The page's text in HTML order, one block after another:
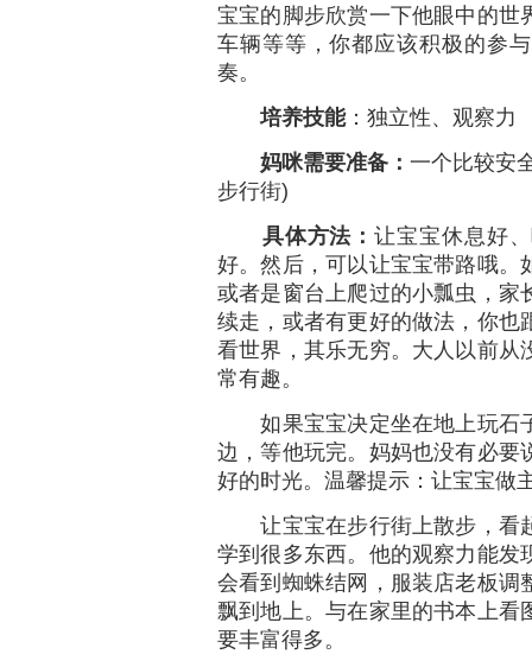
宝宝的脚步欣赏一下他眼中的世
车辆等等，你都应该积极的参
奏。
培养技能：独立性、观察力
妈咪需要准备： 一个比较安
步行街)
具体方法：让宝宝休息好
好。然后，可以让宝宝带路哦。
或者是窗台上爬过的小瓢虫，家
续走，或者有更好的做法，你也
看世界，其乐无穷。大人以前从
常有趣。
如果宝宝决定坐在地上玩石
边，等他玩完。妈妈也没有必要
好的时光。温馨提示：让宝宝做
让宝宝在步行街上散步，看
学到很多东西。他的观察力能发
会看到蜘蛛结网，服装店老板调
飘到地上。与在家里的书本上看
要丰富得多。